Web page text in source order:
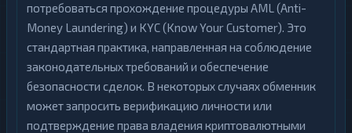
потребоваться прохождение процедуры AML (Anti-
Money Laundering) и KYC (Know Your Customer). Это
стандартная практика, направленная на соблюдение
законодательных требований и обеспечение
безопасности сделок. В некоторых случаях обменник
может запросить верификацию личности или
подтверждение права владения криптовалютными